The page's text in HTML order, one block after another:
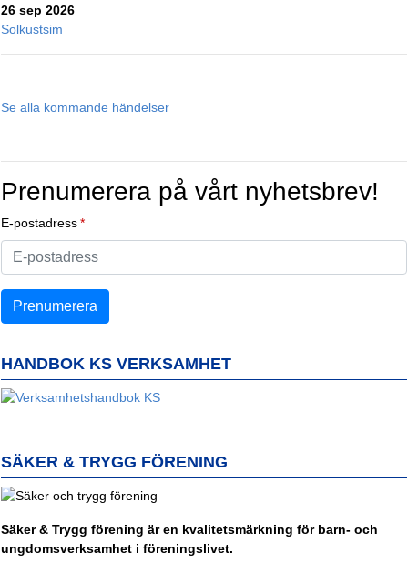
26 sep 2026
Solkustsim
Se alla kommande händelser
Prenumerera på vårt nyhetsbrev!
E-postadress
HANDBOK KS VERKSAMHET
SÄKER & TRYGG FÖRENING
Säker & Trygg förening är en kvalitetsmärkning för barn- och
ungdomsverksamhet i föreningslivet.